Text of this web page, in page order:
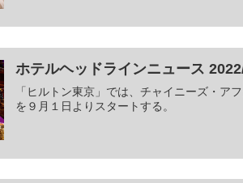
ホテルヘッドラインニュース
「ヒルトン東京」では、チャイニーズ・ア
を９月１日よりスタートする。